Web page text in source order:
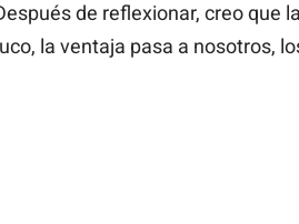
de reflexionar, creo que
la ventaja pasa a nosotros,